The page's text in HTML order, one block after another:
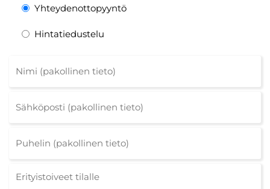
Yhteydenottopyyntö
Hintatiedustelu